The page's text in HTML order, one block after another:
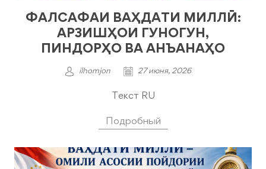
ФАЛСАФАИ ВАҲДАТИ МИЛЛӢ:
АРЗИШҲОИ ГУНОГУН,
ПИНДОРҲО ВА АНЪАНАҲО
ilhomjon 27 июня, 2026
Текст RU
Подробный